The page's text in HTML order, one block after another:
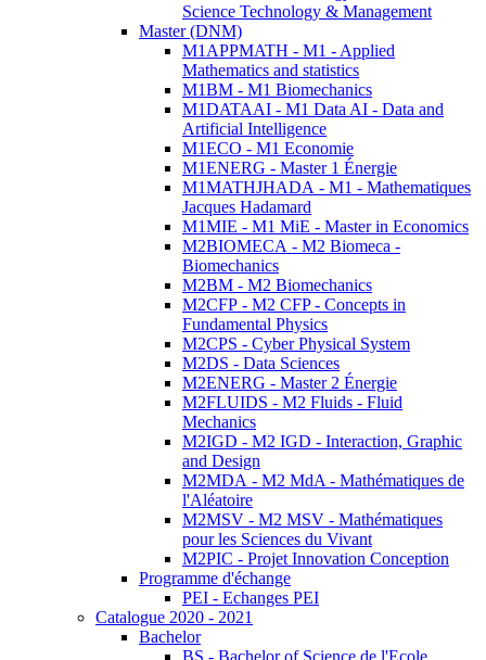
Science Technology & Management
Master (DNM)
M1APPMATH - M1 - Applied
Mathematics and statistics
M1BM - M1 Biomechanics
M1DATAAI - M1 Data AI - Data and
Artificial Intelligence
M1ECO - M1 Economie
M1ENERG - Master 1 Énergie
M1MATHJHADA - M1 - Mathematiques
Jacques Hadamard
M1MIE - M1 MiE - Master in Economics
M2BIOMECA - M2 Biomeca -
Biomechanics
M2BM - M2 Biomechanics
M2CFP - M2 CFP - Concepts in
Fundamental Physics
M2CPS - Cyber Physical System
M2DS - Data Sciences
M2ENERG - Master 2 Énergie
M2FLUIDS - M2 Fluids - Fluid
Mechanics
M2IGD - M2 IGD - Interaction, Graphic
and Design
M2MDA - M2 MdA - Mathématiques de
l'Aléatoire
M2MSV - M2 MSV - Mathématiques
pour les Sciences du Vivant
M2PIC - Projet Innovation Conception
Programme d'échange
PEI - Echanges PEI
Catalogue 2020 - 2021
Bachelor
BS - Bachelor of Science de l'Ecole